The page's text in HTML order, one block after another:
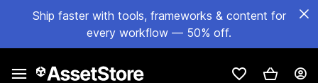
Ship faster with tools, frameworks & content for
every workflow — 50% off.